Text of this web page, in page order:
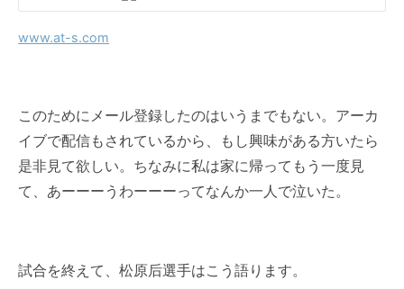
www.at-s.com
このためにメール登録したのはいうまでもない。 アーカ
イブで配信もされているから、もし興味がある方いたら
是非見て欲しい。ちなみに私は家に帰ってもう一度見
て、あーーーうわーーーってなんか一人で泣いた。
試合を終えて、松原后選手はこう語ります。